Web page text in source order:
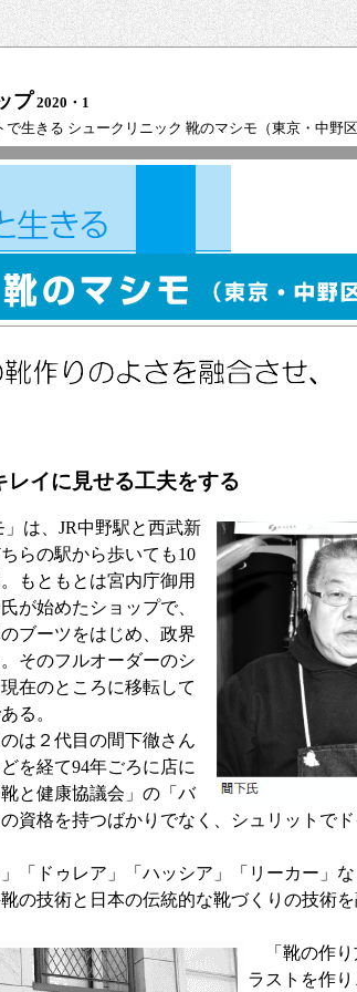
プ 2020・1
で生きる シュークリニック 靴のマシモ（東京・中野
イに見せる工夫をする
は、JR中野駅と西武新
らの駅から歩いても10
もともとは宮内庁御用
が始めたショップで、
ブーツをはじめ、政界
そのフルオーダーのシ
在のところに移転して
る。
は２代目の間下徹さん
を経て94年ごろに店に
と健康協議会」の「バ
資格を持つばかりでなく、シュリットで
「ドゥレア」「ハッシア」「リーカー」
の技術と日本の伝統的な靴づくりの技術
「靴の作り
ラストを作